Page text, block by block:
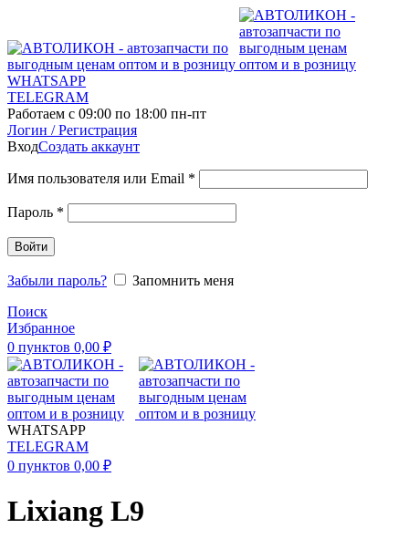
WHATSAPP
TELEGRAM
Работаем с 09:00 по 18:00 пн-пт
Логин / Регистрация
ВходСоздать аккаунт
Имя пользователя или Email *
Пароль *
Войти
Забыли пароль?
Запомнить меня
Поиск
Избранное
0 пунктов 0,00 ₽
WHATSAPP
TELEGRAM
0 пунктов 0,00 ₽
Lixiang L9